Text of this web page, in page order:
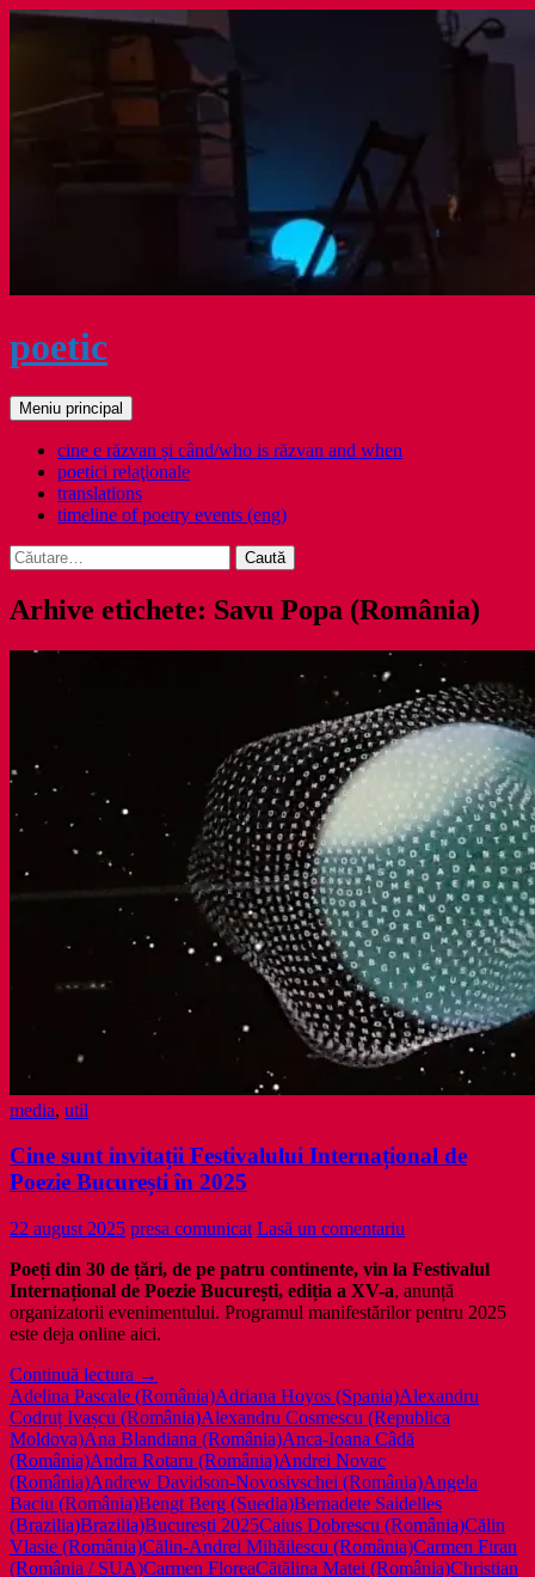
poetic
Caută
Meniu principal
cine e răzvan și când/who is răzvan and when
poetici relaţionale
translations
timeline of poetry events (eng)
Caută
după:
Arhive etichete: Savu Popa (România)
media, util
Cine sunt invitații Festivalului Internațional de
Poezie București în 2025
22 august 2025 presa comunicat Lasă un comentariu
Poeți din 30 de țări, de pe patru continente, vin la Festivalul
Internațional de Poezie București, ediția a XV-a, anunță
organizatorii evenimentului. Programul manifestărilor pentru 2025
este deja online aici.
Continuă lectura Cine
sunt
invitații
Festivalului
Internațional
de
Poezie
București
în
2025
→
Adelina Pascale (România)Adriana Hoyos (Spania)Alexandru
Codruț Ivașcu (România)Alexandru Cosmescu (Republica
Moldova)Ana Blandiana (România)Anca-Ioana Câdă
(România)Andra Rotaru (România)Andrei Novac
(România)Andrew Davidson-Novosivschei (România)Angela
Baciu (România)Bengt Berg (Suedia)Bernadete Saidelles
(Brazilia)Brazilia)București 2025Caius Dobrescu (România)Călin
Vlasie (România)Călin-Andrei Mihăilescu (România)Carmen Firan
(România / SUA)Carmen FloreaCătălina Matei (România)Christian